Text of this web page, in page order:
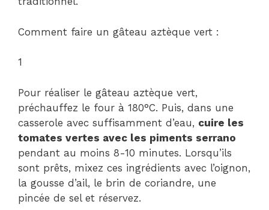
Comment faire un gâteau aztèque vert :
1
Pour réaliser le gâteau aztèque vert,
préchauffez le four à 180°C. Puis, dans une
casserole avec suffisamment d’eau, cuire les
tomates vertes avec les piments serrano
pendant au moins 8-10 minutes. Lorsqu’ils
sont prêts, mixez ces ingrédients avec l’oignon,
la gousse d’ail, le brin de coriandre, une
pincée de sel et réservez.